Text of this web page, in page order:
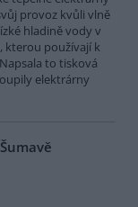
provoz kvůli vlně
hladině vody v
kterou používají k
to tisková
elektrárny